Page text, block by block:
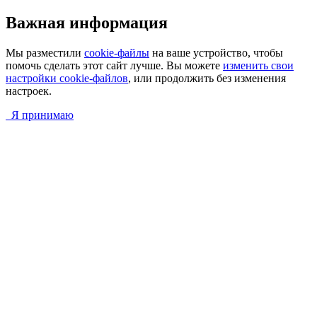
Важная информация
Мы разместили cookie-файлы на ваше устройство, чтобы
помочь сделать этот сайт лучше. Вы можете изменить свои
настройки cookie-файлов, или продолжить без изменения
настроек.
Я принимаю